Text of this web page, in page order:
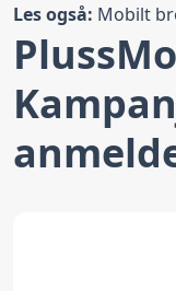
Les også: Mobilt